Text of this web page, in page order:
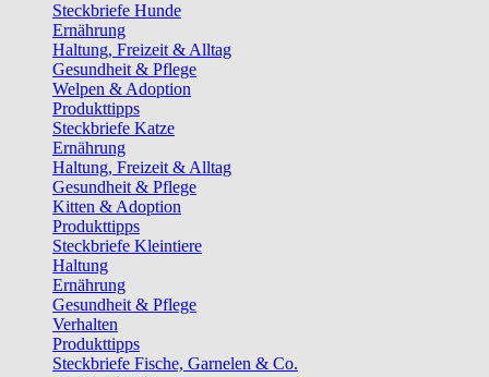
Steckbriefe Hunde
Ernährung
Haltung, Freizeit & Alltag
Gesundheit & Pflege
Welpen & Adoption
Produkttipps
Steckbriefe Katze
Ernährung
Haltung, Freizeit & Alltag
Gesundheit & Pflege
Kitten & Adoption
Produkttipps
Steckbriefe Kleintiere
Haltung
Ernährung
Gesundheit & Pflege
Verhalten
Produkttipps
Steckbriefe Fische, Garnelen & Co.